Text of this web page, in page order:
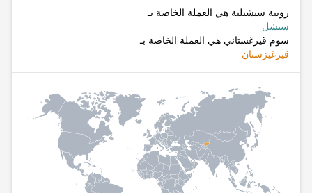
روبية سيشيلية هي العملة الخاصة بـ
سيشل
سوم قيرغستاني هي العملة الخاصة بـ
قيرغيزستان